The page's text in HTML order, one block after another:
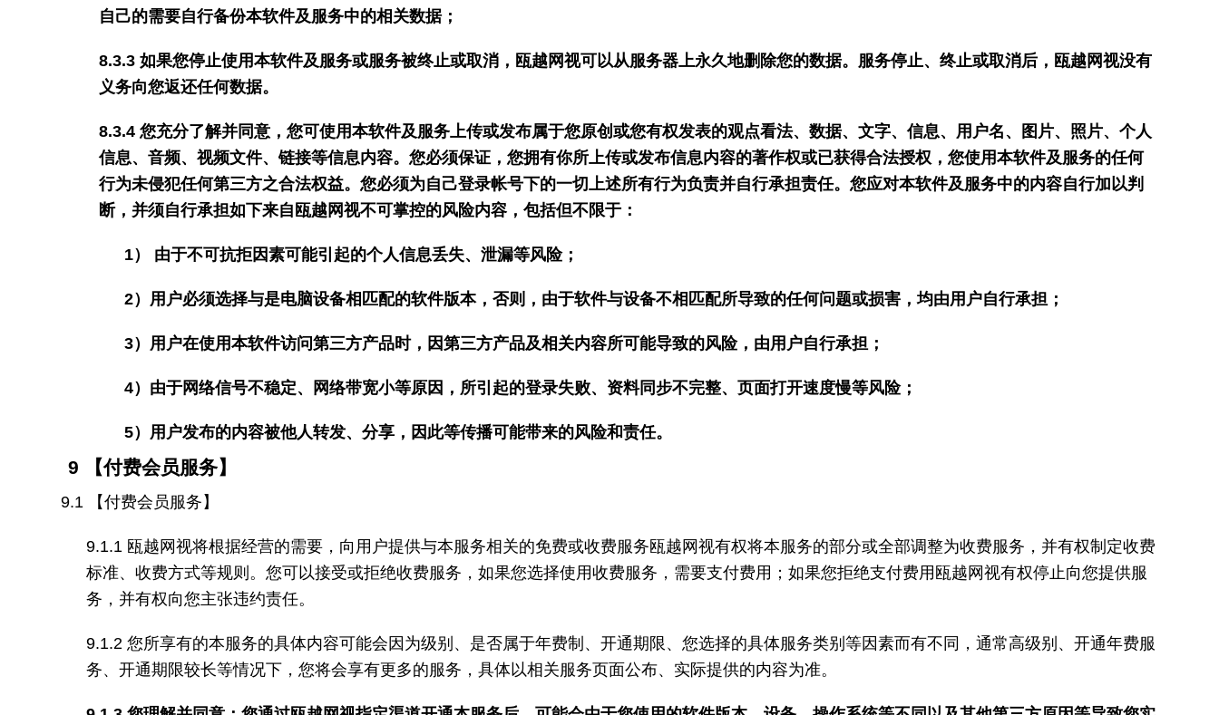
自己的需要自行备份本软件及服务中的相关数据；
8.3.3如果您停止使用本软件及服务或服务被终止或取消，瓯越网视可以从服务器上永久地删除您的数据。服务停止、终止或取消后，瓯越网视没有
义务向您返还任何数据。
8.3.4您充分了解并同意，您可使用本软件及服务上传或发布属于您原创或您有权发表的观点看法、数据、文字、信息、用户名、图片、照片、个人
信息、音频、视频文件、链接等信息内容。您必须保证，您拥有你所上传或发布信息内容的著作权或已获得合法授权，您使用本软件及服务的任何
行为未侵犯任何第三方之合法权益。您必须为自己登录帐号下的一切上述所有行为负责并自行承担责任。您应对本软件及服务中的内容自行加以判
断，并须自行承担如下来自瓯越网视不可掌控的风险内容，包括但不限于：
1） 由于不可抗拒因素可能引起的个人信息丢失、泄漏等风险；
2）用户必须选择与是电脑设备相匹配的软件版本，否则，由于软件与设备不相匹配所导致的任何问题或损害，均由用户自行承担；
3）用户在使用本软件访问第三方产品时，因第三方产品及相关内容所可能导致的风险，由用户自行承担；
4）由于网络信号不稳定、网络带宽小等原因，所引起的登录失败、资料同步不完整、页面打开速度慢等风险；
5）用户发布的内容被他人转发、分享，因此等传播可能带来的风险和责任。
9 【付费会员服务】
9.1 【付费会员服务】
9.1.1 瓯越网视将根据经营的需要，向用户提供与本服务相关的免费或收费服务瓯越网视有权将本服务的部分或全部调整为收费服务，并有权制定收费
标准、收费方式等规则。您可以接受或拒绝收费服务，如果您选择使用收费服务，需要支付费用；如果您拒绝支付费用瓯越网视有权停止向您提供服
务，并有权向您主张违约责任。
9.1.2您所享有的本服务的具体内容可能会因为级别、是否属于年费制、开通期限、您选择的具体服务类别等因素而有不同，通常高级别、开通年费服
务、开通期限较长等情况下，您将会享有更多的服务，具体以相关服务页面公布、实际提供的内容为准。